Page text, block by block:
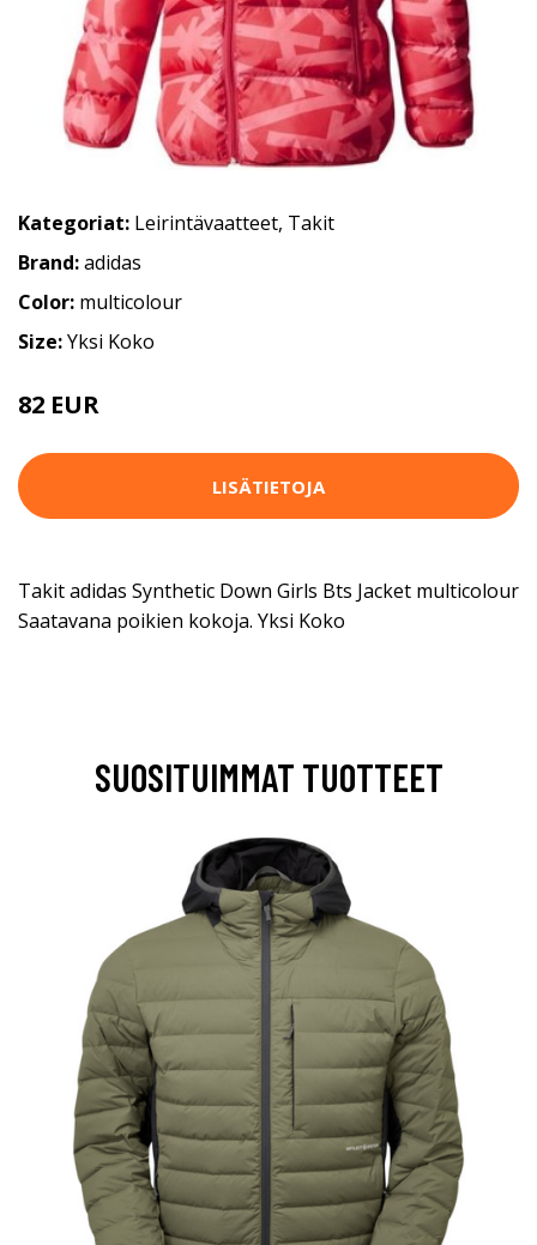
Kategoriat: Leirintävaatteet, Takit
Brand:adidas
Color: multicolour
Size:Yksi Koko
82 EUR
LISÄTIETOJA
Takit adidas Synthetic Down Girls Bts Jacket multicolour
Saatavana poikien kokoja. Yksi Koko
SUOSITUIMMAT TUOTTEET